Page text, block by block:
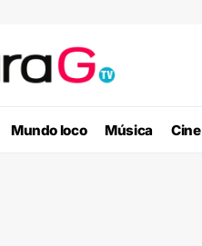
Mundo loco Música Cine